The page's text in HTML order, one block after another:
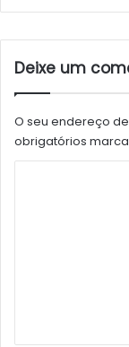
Deixe um
O seu endereço
obrigatórios